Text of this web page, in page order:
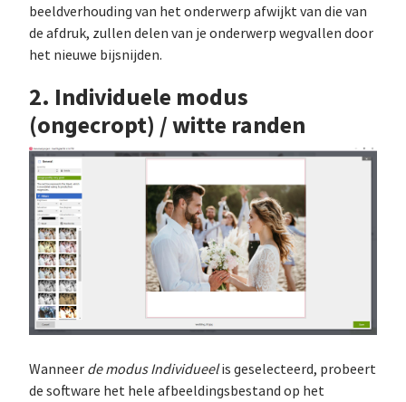
beeldverhouding van het onderwerp afwijkt van die van
de afdruk, zullen delen van je onderwerp wegvallen door
het nieuwe bijsnijden.
2. Individuele modus
(ongecropt) / witte randen
Wanneer de modus Individueelis geselecteerd, probeert
de software het hele afbeeldingsbestand op het